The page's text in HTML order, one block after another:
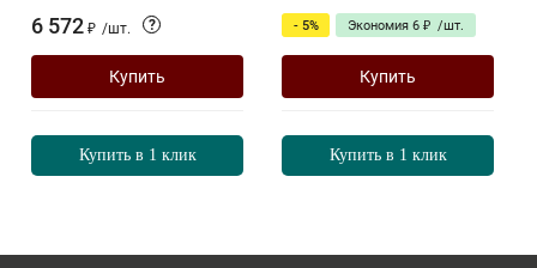
6 572 ₽ /шт. ?
Купить
Купить в 1 клик
- 5% Экономия 6 ₽ /шт.
Купить
Купить в 1 клик